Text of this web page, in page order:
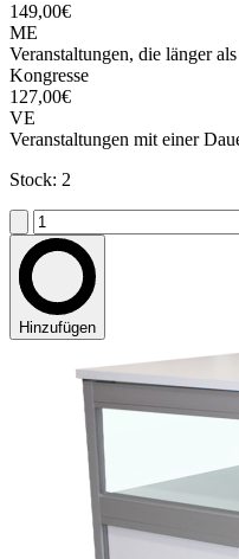
149,00€
ME
Veranstaltungen, die länger
Kongresse
127,00€
VE
Veranstaltungen mit einer
Stock: 2
Hinzufügen